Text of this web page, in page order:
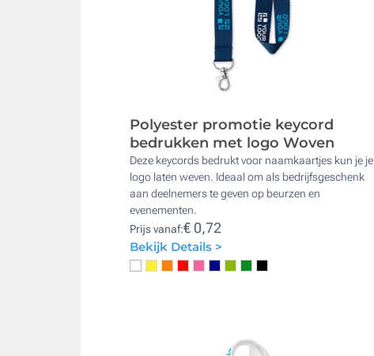
Polyester promotie keycord
bedrukken met logo Woven
Deze keycords bedrukt voor naamkaartjes kun je je
logo laten weven. Ideaal om als bedrijfsgeschenk
aan deelnemers te geven op beurzen en
evenementen.
Prijs vanaf:€ 0,72
Bekijk Details >